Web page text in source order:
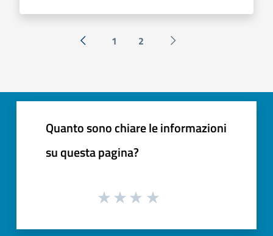
« Precedente
1 2 Successiva »
Quanto sono chiare le informazioni
su questa pagina?